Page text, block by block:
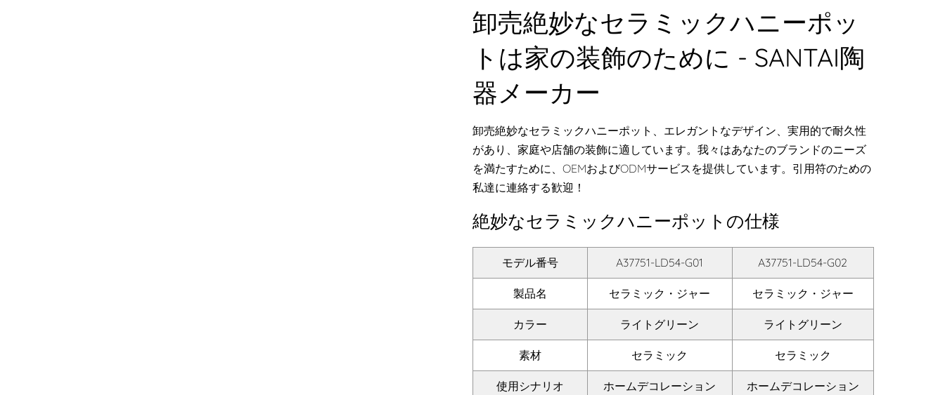
卸売絶妙なセラミックハニーポッ
トは家の装飾のために - SANTAI陶
器メーカー
卸売絶妙なセラミックハニーポット、エレガントなデザイン、実用的で耐久性
があり、家庭や店舗の装飾に適しています。我々はあなたのブランドのニーズ
を満たすために、OEMおよびODMサービスを提供しています。引用符のための
私達に連絡する歓迎！
絶妙なセラミックハニーポットの仕様
モデル番号 A37751-LD54-G01 A37751-LD54-G02
製品名 セラミック・ジャー セラミック・ジャー
カラー ライトグリーン ライトグリーン
素材 セラミック セラミック
使用シナリオ ホームデコレーション ホームデコレーション